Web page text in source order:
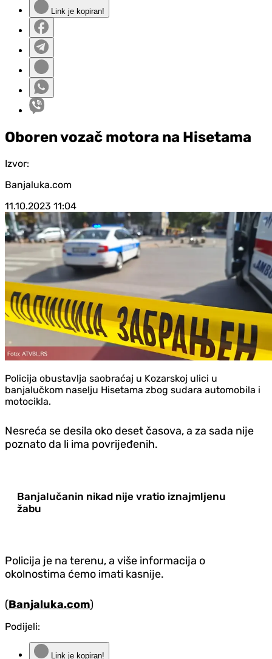
Link je kopiran!
Oboren vozač motora na Hisetama
Izvor:
Banjaluka.com
11.10.2023 11:04
Policija obustavlja saobraćaj u Kozarskoj ulici u
banjalučkom naselju Hisetama zbog sudara automobila i
motocikla.
Nesreća se desila oko deset časova, a za sada nije
poznato da li ima povrijeđenih.
Banjalučanin nikad nije vratio iznajmljenu
žabu
Policija je na terenu, a više informacija o
okolnostima ćemo imati kasnije.
(Banjaluka.com)
Podijeli:
Link je kopiran!